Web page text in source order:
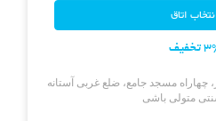
چهاراه مسجد جامع، ضلع غربی آستانه
متولی باشی